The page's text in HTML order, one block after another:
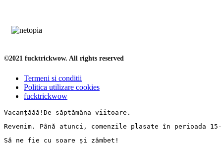
©2021 fucktrickwow. All rights reserved
Termeni si conditii
Politica utilizare cookies
fucktrickwow
Vacanțăăă!De săptămâna viitoare.
Revenim. Până atunci, comenzile plasate în perioada
Să ne fie cu soare și zâmbet !